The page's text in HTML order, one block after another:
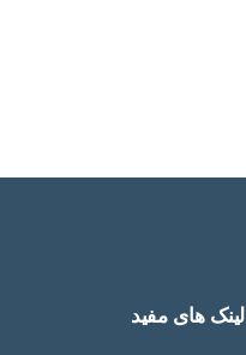
لینک های مفید